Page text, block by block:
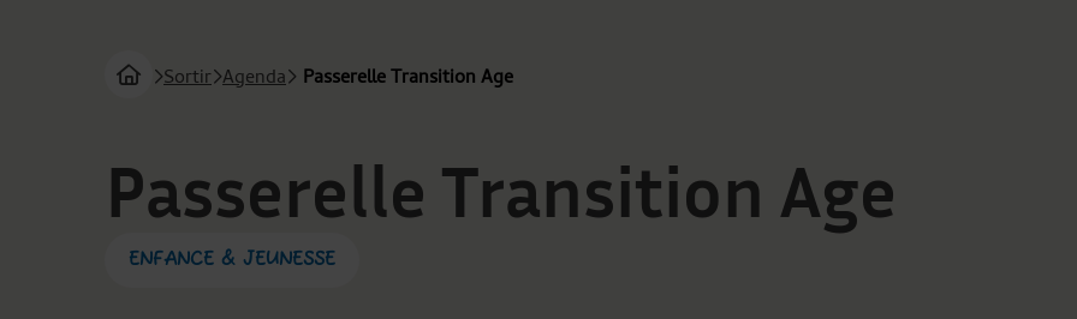
Vous êtes ici :
Page d'accueil du site
Sortir Agenda Passerelle Transition Age
Passerelle Transition Age
ENFANCE & JEUNESSE